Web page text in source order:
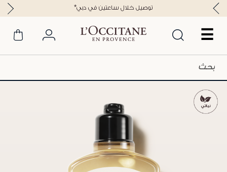
☰
*توصيل خلال ساعتين في دبي